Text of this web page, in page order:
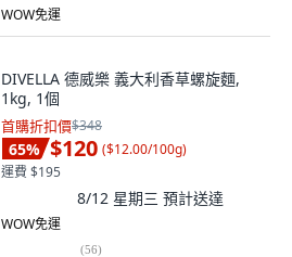
WOW免運
DIVELLA 德威樂 義大利香草螺旋麵,
1kg, 1個
首購折扣價$348
65% $120 ($12.00/100g)
運費 $195
8/12 星期三 預計送達
WOW免運
(56)